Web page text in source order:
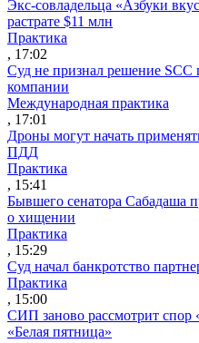
Экс-совладельца «Азбуки
растрате $11 млн
Практика
, 17:02
Суд не признал решение SCC
компании
Международная практика
, 17:01
Дроны могут начать
ПДД
Практика
, 15:41
Бывшего сенатора Сабадаша
о хищении
Практика
, 15:29
Суд начал банкротство
Практика
, 15:00
СИП заново рассмотрит спор
«Белая пятница»